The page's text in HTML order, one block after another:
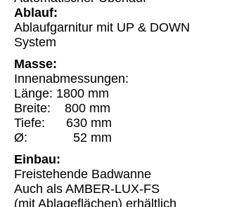
Ablauf:
Ablaufgarnitur mit UP & DOWN
System
Masse:
Innenabmessungen:
Länge: 1800 mm
Breite: 800 mm
Tiefe: 630 mm
Ø: 52 mm
Einbau:
Freistehende Badwanne
Auch als AMBER-LUX-FS
(mit Ablageflächen) erhältlich